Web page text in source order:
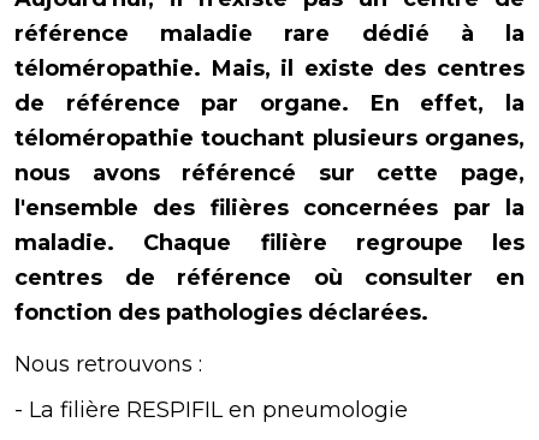
référence maladie rare dédié à la
téloméropathie. Mais, il existe des centres
de référence par organe. En effet, la
téloméropathie touchant plusieurs organes,
nous avons référencé sur cette page,
l'ensemble des filières concernées par la
maladie. Chaque filière regroupe les
centres de référence où consulter en
fonction des pathologies déclarées.
Nous retrouvons :
- La filière RESPIFIL en pneumologie